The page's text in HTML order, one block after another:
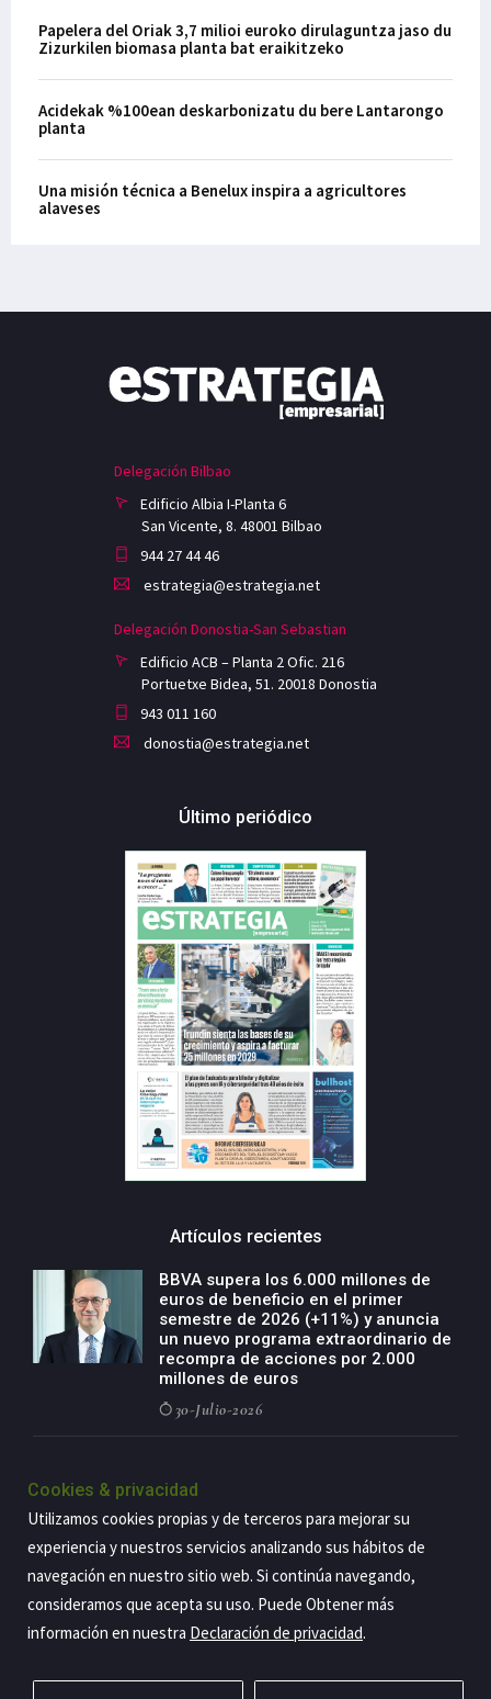
Papelera del Oriak 3,7 milioi euroko dirulaguntza jaso du
Zizurkilen biomasa planta bat eraikitzeko
Acidekak %100ean deskarbonizatu du bere Lantarongo
planta
Una misión técnica a Benelux inspira a agricultores
alaveses
Delegación Bilbao
Edificio Albia I-Planta 6
San Vicente, 8. 48001 Bilbao
944 27 44 46
estrategia@estrategia.net
Delegación Donostia-San Sebastian
Edificio ACB – Planta 2 Ofic. 216
Portuetxe Bidea, 51. 20018 Donostia
943 011 160
donostia@estrategia.net
Último periódico
Artículos recientes
BBVA supera los 6.000 millones de
euros de beneficio en el primer
semestre de 2026 (+11%) y anuncia
un nuevo programa extraordinario de
recompra de acciones por 2.000
millones de euros
30-Julio-2026
negocio agro con un modelo global
de especialización presente en siete
países
29-Julio-2026
Cookies & privacidad
Utilizamos cookies propias y de terceros para mejorar su
experiencia y nuestros servicios analizando sus hábitos de
navegación en nuestro sitio web. Si continúa navegando,
consideramos que acepta su uso. Puede Obtener más
información en nuestra Declaración de privacidad.